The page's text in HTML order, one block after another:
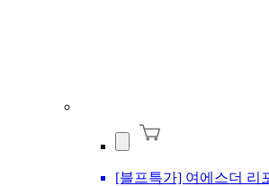
[블프특가] 여에스더 리